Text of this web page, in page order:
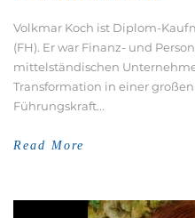
Volkmar Koch ist Diplom-
(FH). Er war Finanz- und
mittelständischen
Transformation in einer
Führungskraft...
Read More